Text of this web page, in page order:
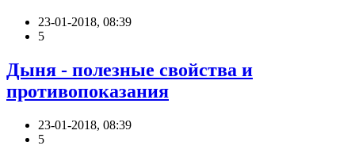
23-01-2018, 08:39
5
Дыня - полезные свойства и
противопоказания
23-01-2018, 08:39
5